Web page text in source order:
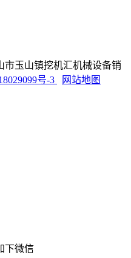
玉山镇挖机汇机械设备销
号-3 网站地图
下微信